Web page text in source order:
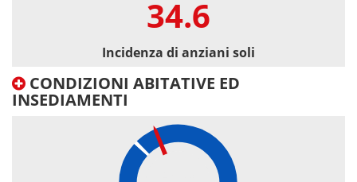
34.6
Incidenza di anziani soli
CONDIZIONI ABITATIVE ED
INSEDIAMENTI